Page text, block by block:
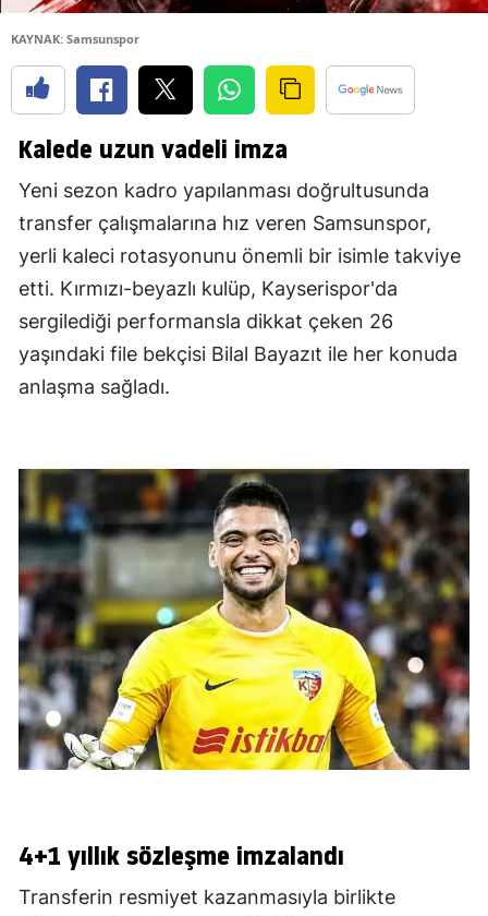
KAYNAK: Samsunspor
Kalede uzun vadeli imza
Yeni sezon kadro yapılanması doğrultusunda
transfer çalışmalarına hız veren Samsunspor,
yerli kaleci rotasyonunu önemli bir isimle takviye
etti. Kırmızı-beyazlı kulüp, Kayserispor'da
sergilediği performansla dikkat çeken 26
yaşındaki file bekçisi Bilal Bayazıt ile her konuda
anlaşma sağladı.
4+1 yıllık sözleşme imzalandı
Transferin resmiyet kazanmasıyla birlikte